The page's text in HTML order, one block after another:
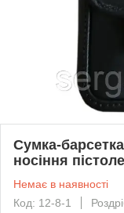
Сумка-
носіння
Немає в наявності
Код: 12-8-1